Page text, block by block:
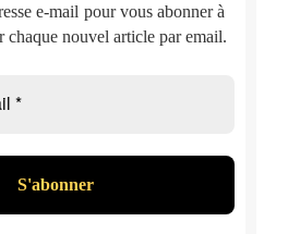
e-mail pour vous abonner à
chaque nouvel article par email.